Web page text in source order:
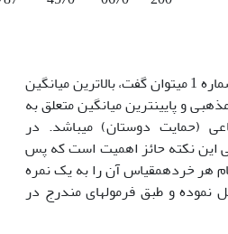
با توجه به یافته­های جدول شماره 1 می­توان گفت، بالاترین میانگین
و پایین­ترین میانگین متعلق به
(حمایت دوستان) می­باشد. در
نکته حائز اهمیت است که پس
هر خرده­مقیاس آن را به یک نمره
از 0 تا 100 تبدیل نموده و طبق فرمول­های مندرج در